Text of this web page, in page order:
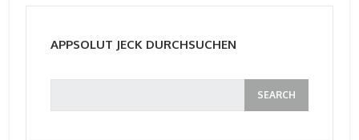
APPSOLUT JECK DURCHSUCHEN